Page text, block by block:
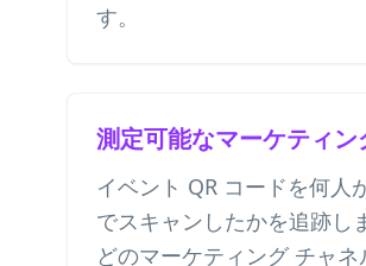
す。
測定可能なマーケティン
イベント QR コードを何人
でスキャンしたかを追跡し
どのマーケティング チャネ